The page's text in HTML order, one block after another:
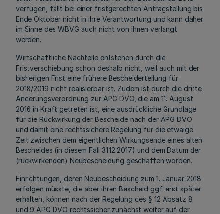
verfügen, fällt bei einer fristgerechten Antragstellung bis
Ende Oktober nicht in ihre Verantwortung und kann daher
im Sinne des WBVG auch nicht von ihnen verlangt
werden.
Wirtschaftliche Nachteile entstehen durch die
Fristverschiebung schon deshalb nicht, weil auch mit der
bisherigen Frist eine frühere Bescheiderteilung für
2018/2019 nicht realisierbar ist. Zudem ist durch die dritte
Änderungsverordnung zur APG DVO, die am 11. August
2016 in Kraft getreten ist, eine ausdrückliche Grundlage
für die Rückwirkung der Bescheide nach der APG DVO
und damit eine rechtssichere Regelung für die etwaige
Zeit zwischen dem eigentlichen Wirkungsende eines alten
Bescheides (in diesem Fall 31.12.2017) und dem Datum der
(rückwirkenden) Neubescheidung geschaffen worden.
Einrichtungen, deren Neubescheidung zum 1. Januar 2018
erfolgen müsste, die aber ihren Bescheid ggf. erst später
erhalten, können nach der Regelung des § 12 Absatz 8
und 9 APG DVO rechtssicher zunächst weiter auf der